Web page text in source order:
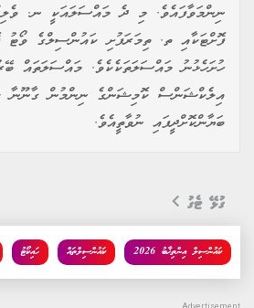
ނިންމަވާފައެވެ. މި ދެ މައްސަލައަކީ ނ.
ފޮށްޓަކާއި ތ. ތިމަރަފުށި ކައުންސިލްގެ ވޯޓު
ހުށަހެޅުނު މައްސަލަތަކެކެވެ. މައްސަލަތައް
އިލެކްޝަންސް ކޮމިޝަންގެ ނިންމުން ގާނޫނާ
ބަޔާންކޮށްދީފައި ނުވާތީއެވެ.
ގުޅޭ ޓެގު
ހައިކޯޓު ކައުންސިލްތައް ކައުންސިލް އިންތިޚާބު 2026